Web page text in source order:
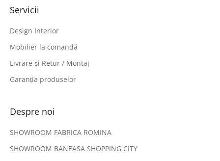
Servicii
Design Interior
Mobilier la comandă
Livrare și Retur / Montaj
Garanția produselor
Despre noi
SHOWROOM FABRICA ROMINA
SHOWROOM BANEASA SHOPPING CITY